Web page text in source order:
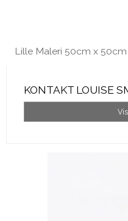
Lille Maleri 50cm x 50cm
KONTAKT LOUISE